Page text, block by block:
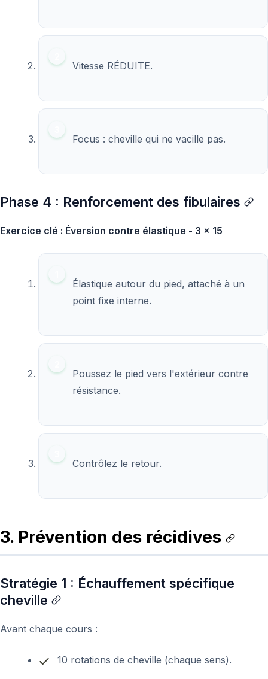
Vitesse RÉDUITE.
Focus : cheville qui ne vacille pas.
Phase 4 : Renforcement des fibulaires
Exercice clé : Éversion contre élastique - 3 x 15
Élastique autour du pied, attaché à un
point fixe interne.
Poussez le pied vers l'extérieur contre
résistance.
Contrôlez le retour.
3. Prévention des récidives
Stratégie 1 : Échauffement spécifique
cheville
Avant chaque cours :
10 rotations de cheville (chaque sens).